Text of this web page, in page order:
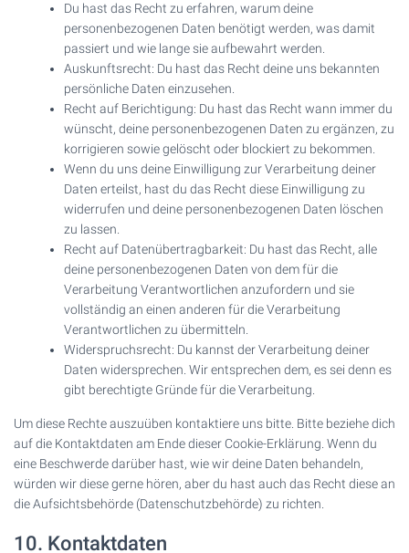
Du hast das Recht zu erfahren, warum deine
personenbezogenen Daten benötigt werden, was damit
passiert und wie lange sie aufbewahrt werden.
Auskunftsrecht: Du hast das Recht deine uns bekannten
persönliche Daten einzusehen.
Recht auf Berichtigung: Du hast das Recht wann immer du
wünscht, deine personenbezogenen Daten zu ergänzen, zu
korrigieren sowie gelöscht oder blockiert zu bekommen.
Wenn du uns deine Einwilligung zur Verarbeitung deiner
Daten erteilst, hast du das Recht diese Einwilligung zu
widerrufen und deine personenbezogenen Daten löschen
zu lassen.
Recht auf Datenübertragbarkeit: Du hast das Recht, alle
deine personenbezogenen Daten von dem für die
Verarbeitung Verantwortlichen anzufordern und sie
vollständig an einen anderen für die Verarbeitung
Verantwortlichen zu übermitteln.
Widerspruchsrecht: Du kannst der Verarbeitung deiner
Daten widersprechen. Wir entsprechen dem, es sei denn es
gibt berechtigte Gründe für die Verarbeitung.
Um diese Rechte auszuüben kontaktiere uns bitte. Bitte beziehe dich
auf die Kontaktdaten am Ende dieser Cookie-Erklärung. Wenn du
eine Beschwerde darüber hast, wie wir deine Daten behandeln,
würden wir diese gerne hören, aber du hast auch das Recht diese an
die Aufsichtsbehörde (Datenschutzbehörde) zu richten.
10. Kontaktdaten